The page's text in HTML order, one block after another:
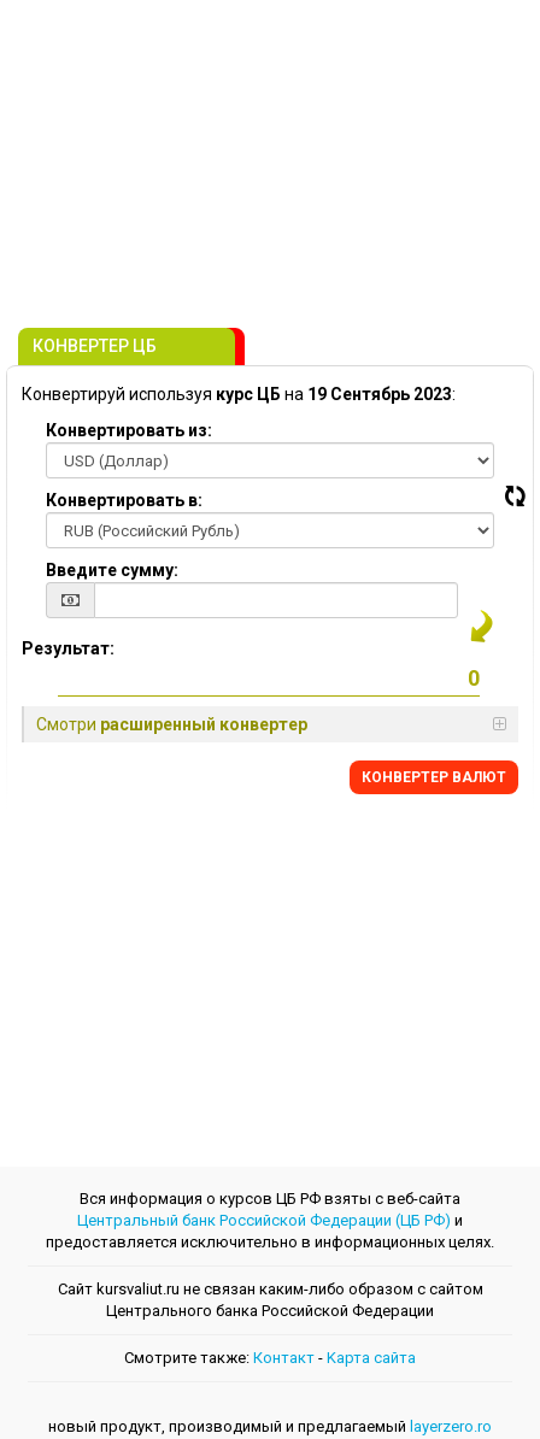
КОНВЕРТЕР ЦБ
Конвертируй используя курс ЦБ на 19 Сентябрь 2023:
Конвертировать из:
Конвертировать в:
Введите сумму:
Результат:
Смотри расширенный конвертер
КОНВЕРТЕР ВАЛЮТ
Вся информация о курсов ЦБ РФ взяты с веб-сайта
Центральный банк Российской Федерации (ЦБ РФ) и
предоставляется исключительно в информационных целях.
Сайт kursvaliut.ru не связан каким-либо образом с сайтом
Центрального банкa Российской Федерации
Смотрите также: Контакт - Kарта сайта
новый продукт, производимый и предлагаемый layerzero.ro